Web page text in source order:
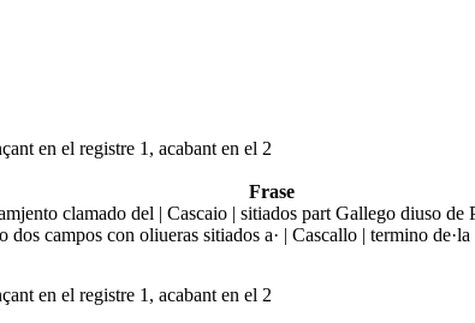
en el registre 1, acabant en el 2
Frase
clamado del | Cascaio | sitiados part Gallego diuso de
campos con oliueras sitiados a· | Cascallo | termino
en el registre 1, acabant en el 2